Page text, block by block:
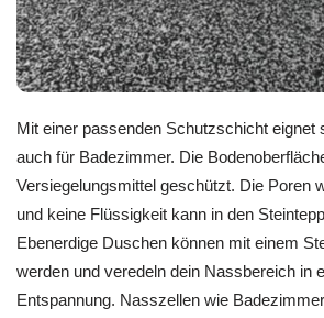
Mit einer passenden Schutzschicht eignet
auch für Badezimmer. Die
Versiegelungsmittel geschützt. Die Poren
und keine Flüssigkeit kann in den
Ebenerdige Duschen können mit einem
werden und veredeln dein Nassbereich in
Entspannung. Nasszellen wie